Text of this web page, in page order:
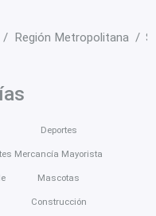
Región Metropolitana
Deportes
Mercancía Mayorista
Mascotas
Construcción